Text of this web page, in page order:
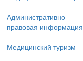
Административно-
правовая информация
Медицинский туризм